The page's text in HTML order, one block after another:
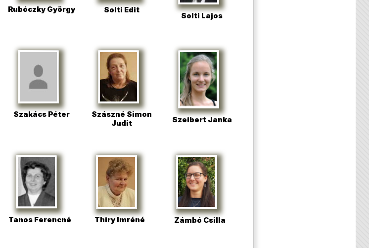
Rubóczky György Solti Edit
Solti Lajos
Szakács Péter
Szászné Simon
Judit
Szeibert Janka
Tanos Ferencné Thiry Imréné Zámbó Csilla